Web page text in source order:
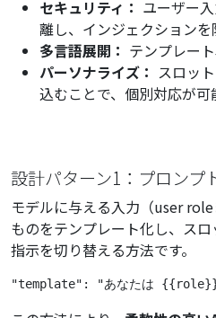
セキュリティ： ユーザー
離し、インジェクションを
多言語展開： テンプレー
パーソナライズ： スロッ
込むことで、個別対応が可
設計パターン1：プロンプ
モデルに与える入力（user
ものをテンプレート化し、ス
指示を切り替える方法です。
"template": "あなたは {{role}} で